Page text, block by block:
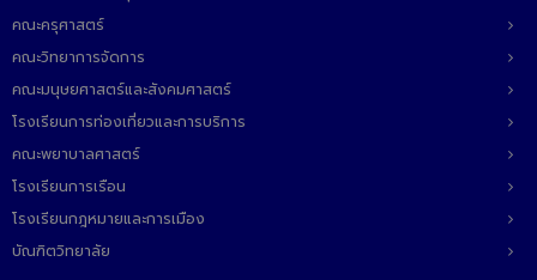
คณะครุศาสตร์
คณะวิทยาการจัดการ
คณะมนุษยศาสตร์และสังคมศาสตร์
โรงเรียนการท่องเที่ยวและการบริการ
คณะพยาบาลศาสตร์
โรงเรียนการเรือน
โรงเรียนกฎหมายและการเมือง
บัณฑิตวิทยาลัย